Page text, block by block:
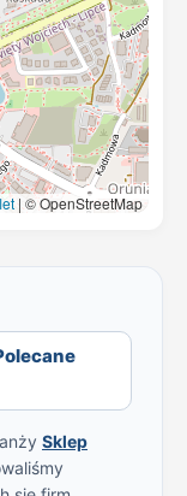
| © OpenStreetMap
Sklep